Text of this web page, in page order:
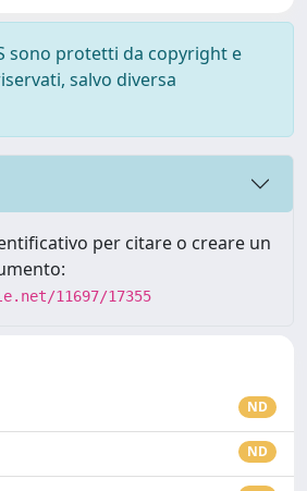
sono protetti da copyright e
salvo diversa
per citare o creare un
11697/17355
ND
ND